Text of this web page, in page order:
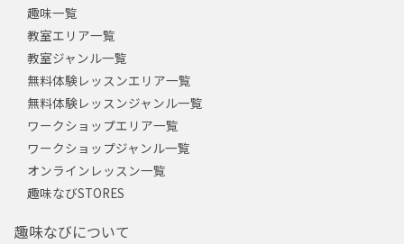
趣味一覧
教室エリア一覧
教室ジャンル一覧
無料体験レッスンエリア一覧
無料体験レッスンジャンル一覧
ワークショップエリア一覧
ワークショップジャンル一覧
オンラインレッスン一覧
趣味なびSTORES
趣味なびについて